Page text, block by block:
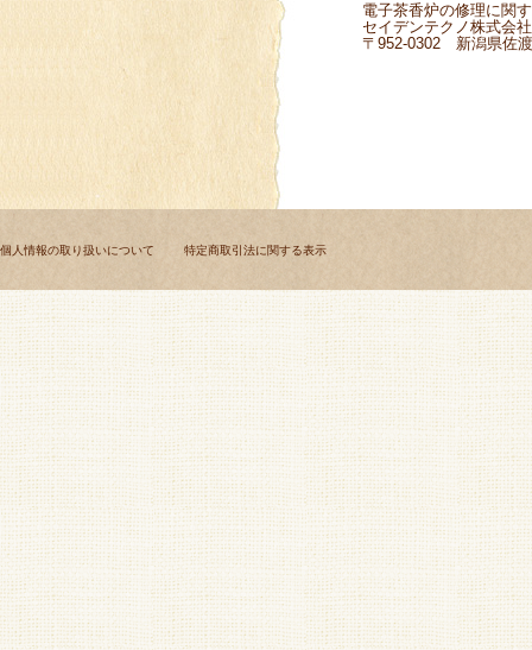
電子茶香炉の修理に関
セイデンテクノ株式会
〒952-0302 新潟県
個人情報の取り扱いについて 特定商取引法に関する表示